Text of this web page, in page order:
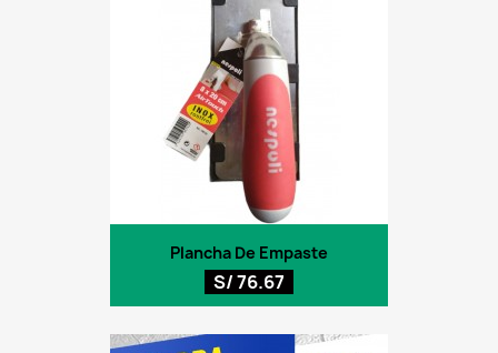
Plancha De Empaste
S/ 76.67